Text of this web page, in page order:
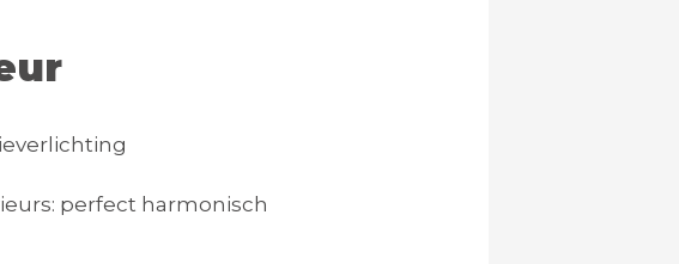
perfect harmonisch